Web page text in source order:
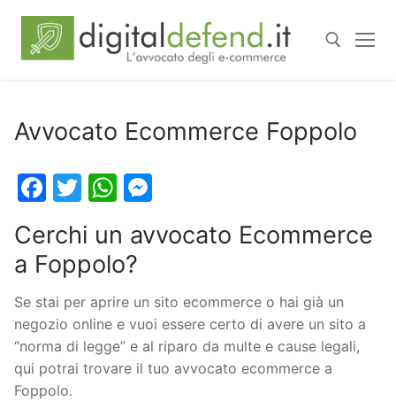
Avvocato Ecommerce Foppolo
Facebook
TwitterWhatsApp
Cerchi un avvocato Ecommerce
a Foppolo?
Se stai per aprire un sito ecommerce o hai già un
negozio online e vuoi essere certo di avere un sito a
“norma di legge” e al riparo da multe e cause legali,
qui potrai trovare il tuo avvocato ecommerce a
Foppolo.